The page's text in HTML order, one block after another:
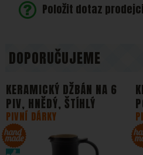
Položit dotaz prodejci
DOPORUČUJEME
KERAMICKÝ DŽBÁN NA 6
PIV, HNĚDÝ, ŠTÍHLÝ
PIVNÍ DÁRKY